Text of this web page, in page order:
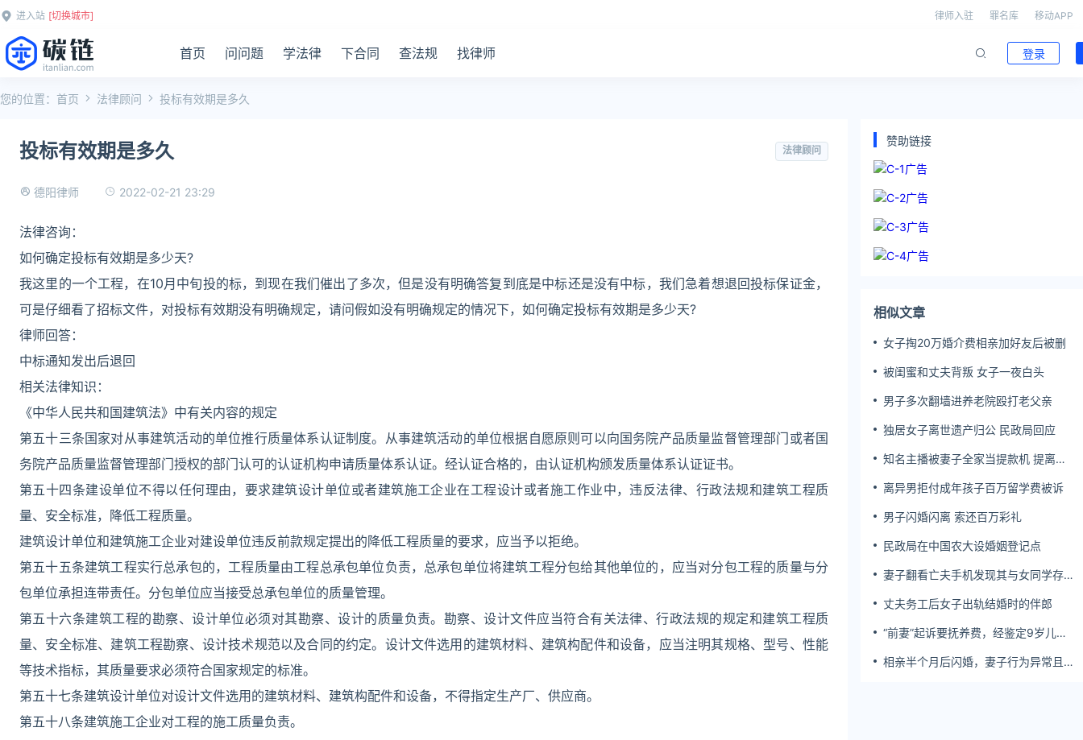
进入站 [切换城市] 律师入驻 罪名库 移动APP
首页 问问题 学法律 下合同 查法规 找律师 登录
您的位置： 首页 法律顾问 投标有效期是多久
投标有效期是多久 法律顾问
德阳律师 2022-02-21 23:29
法律咨询：
如何确定投标有效期是多少天?
我这里的一个工程，在10月中旬投的标，到现在我们催出了多次，但是没有明确答复到底是中标还是没有中标，我们急着想退回投标保证金，
可是仔细看了招标文件，对投标有效期没有明确规定，请问假如没有明确规定的情况下，如何确定投标有效期是多少天?
律师回答：
中标通知发出后退回
相关法律知识：
《中华人民共和国建筑法》中有关内容的规定
第五十三条国家对从事建筑活动的单位推行质量体系认证制度。从事建筑活动的单位根据自愿原则可以向国务院产品质量监督管理部门或者国
务院产品质量监督管理部门授权的部门认可的认证机构申请质量体系认证。经认证合格的，由认证机构颁发质量体系认证证书。
第五十四条建设单位不得以任何理由，要求建筑设计单位或者建筑施工企业在工程设计或者施工作业中，违反法律、行政法规和建筑工程质
量、安全标准，降低工程质量。
建筑设计单位和建筑施工企业对建设单位违反前款规定提出的降低工程质量的要求，应当予以拒绝。
第五十五条建筑工程实行总承包的，工程质量由工程总承包单位负责，总承包单位将建筑工程分包给其他单位的，应当对分包工程的质量与分
包单位承担连带责任。分包单位应当接受总承包单位的质量管理。
第五十六条建筑工程的勘察、设计单位必须对其勘察、设计的质量负责。勘察、设计文件应当符合有关法律、行政法规的规定和建筑工程质
量、安全标准、建筑工程勘察、设计技术规范以及合同的约定。设计文件选用的建筑材料、建筑构配件和设备，应当注明其规格、型号、性能
等技术指标，其质量要求必须符合国家规定的标准。
第五十七条建筑设计单位对设计文件选用的建筑材料、建筑构配件和设备，不得指定生产厂、供应商。
第五十八条建筑施工企业对工程的施工质量负责。
赞助链接
相似文章
女子掏20万婚介费相亲加好友后被删
被闺蜜和丈夫背叛 女子一夜白头
男子多次翻墙进养老院殴打老父亲
独居女子离世遗产归公 民政局回应
知名主播被妻子全家当提款机 提离婚
离异男拒付成年孩子百万留学费被诉
男子闪婚闪离 索还百万彩礼
民政局在中国农大设婚姻登记点
妻子翻看亡夫手机发现其与女同学存婚
丈夫务工后女子出轨结婚时的伴郎
“前妻”起诉要抚养费，经鉴定9岁儿子
相亲半个月后闪婚，妻子行为异常且持